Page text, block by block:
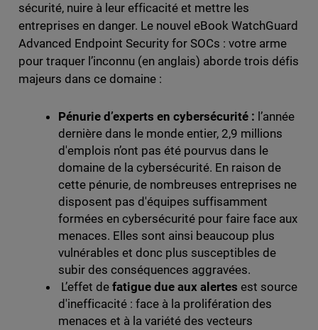
sécurité, nuire à leur efficacité et mettre les
entreprises en danger. Le nouvel eBook WatchGuard
Advanced Endpoint Security for SOCs : votre arme
pour traquer l’inconnu (en anglais) aborde trois défis
majeurs dans ce domaine :
Pénurie d’experts en cybersécurité : l’année
dernière dans le monde entier, 2,9 millions
d'emplois n’ont pas été pourvus dans le
domaine de la cybersécurité. En raison de
cette pénurie, de nombreuses entreprises ne
disposent pas d'équipes suffisamment
formées en cybersécurité pour faire face aux
menaces. Elles sont ainsi beaucoup plus
vulnérables et donc plus susceptibles de
subir des conséquences aggravées.
L’effet de fatigue due aux alertes est source
d'inefficacité : face à la prolifération des
menaces et à la variété des vecteurs